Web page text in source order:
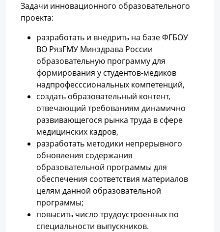
Задачи инновационного образовательного
проекта:
разработать и внедрить на базе ФГБОУ
ВО РязГМУ Минздрава России
образовательную программу для
формирования у студентов-медиков
надпрофесссиональных компетенций,
создать образовательный контент,
отвечающий требованиям динамично
развивающегося рынка труда в сфере
медицинских кадров,
разработать методики непрерывного
обновления содержания
образовательной программы для
обеспечения соответствия материалов
целям данной образовательной
программы;
повысить число трудоустроенных по
специальности выпускников.